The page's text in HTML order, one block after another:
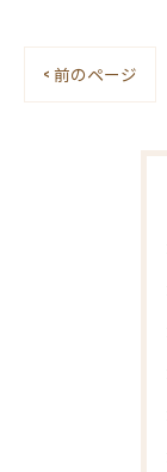
< 前のページ